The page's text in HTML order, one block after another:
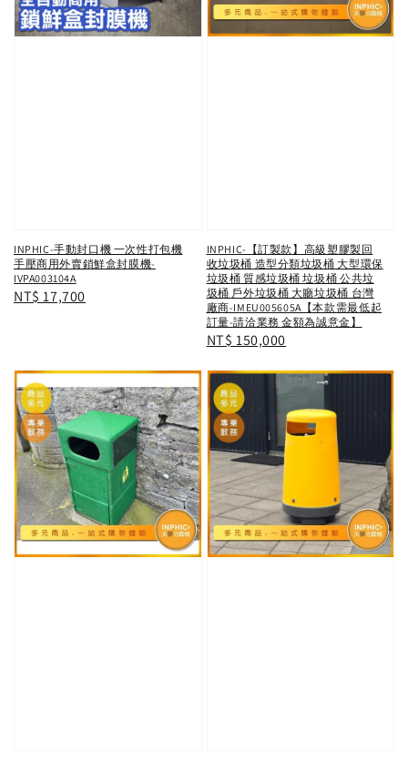
INPHIC-手動封口機 一次性打包機
手壓商用外賣鎖鮮盒封膜機-
IVPA003104A
Regular
NT$ 17,700
INPHIC-【訂製款】高級塑膠製回
收垃圾桶 造型分類垃圾桶 大型環保
垃圾桶 質感垃圾桶 垃圾桶 公共垃
圾桶 戶外垃圾桶 大廳垃圾桶 台灣
廠商-IMEU005605A【本款需最低起
訂量-請洽業務 金額為誠意金】
Regular
NT$ 150,000